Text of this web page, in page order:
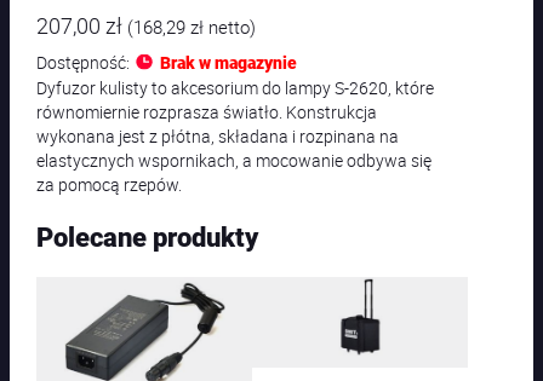
207,00 zł (168,29zł netto)
Dostępność:
Brak w magazynie
Dyfuzor kulisty to akcesorium do lampy S-2620, które
równomiernie rozprasza światło. Konstrukcja
wykonana jest z płótna, składana i rozpinana na
elastycznych wspornikach, a mocowanie odbywa się
za pomocą rzepów.
Polecane produkty